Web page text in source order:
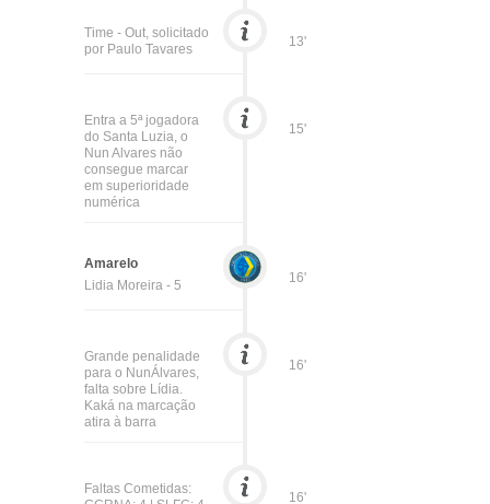
13'
Time - Out, solicitado
por Paulo Tavares
15'
Entra a 5ª jogadora
do Santa Luzia, o
Nun Alvares não
consegue marcar
em superioridade
numérica
16'
Amarelo
Lidia Moreira - 5
16'
Grande penalidade
para o NunÁlvares,
falta sobre Lídia.
Kaká na marcação
atira à barra
16'
Faltas Cometidas: